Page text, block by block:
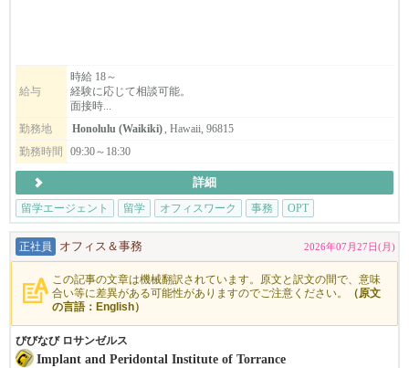
ハワイ ワイキキオフィスで、日本人留学生のサポートをして下さ
るハワイオフィスのスタッフとインターンを募集しています。
自分が企画した新しいアイデアが実際に商品化され、
沢山のお客様から「ありがとう」「楽しかった」という感謝のお
言葉を直接いただけることが多く、やりがいにも感じます。
でございます！！
『お客様の海外への挑戦を全力で応援する』という理念にもとづ
き、様々な留学プログラムやサービズを提供しておりますので、
積極的に業務に取り組んで頂ける方なら経験は問いません。
給与
時給 18～
経験に応じて相談可能。
面接時...
勤務地
Honolulu (Waikiki), Hawaii, 96815
勤務時間
09:30～18:30
詳細
留学エージェント
留学 オフィスワーク 事務 OPT
正社員 オフィス＆事務 2026年07月27日(月)
この記事の文章は機械翻訳されています。原文と訳文の間で、意味
合い等に差異がある可能性がありますのでご注意ください。
（原文
の言語：English）
びびなび ロサンゼルス
Implant and Peridontal Institute of Torrance